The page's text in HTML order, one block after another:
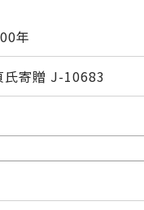
年
氏寄贈 J-10683